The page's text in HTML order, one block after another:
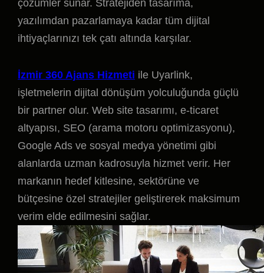
çözümler sunar. Stratejiden tasarıma,
yazılımdan pazarlamaya kadar tüm dijital
ihtiyaçlarınızı tek çatı altında karşılar.
İzmir 360 Ajans Hizmeti ile Uyarlink,
işletmelerin dijital dönüşüm yolculuğunda güçlü
bir partner olur. Web site tasarımı, e-ticaret
altyapısı, SEO (arama motoru optimizasyonu),
Google Ads ve sosyal medya yönetimi gibi
alanlarda uzman kadrosuyla hizmet verir. Her
markanın hedef kitlesine, sektörüne ve
bütçesine özel stratejiler geliştirerek maksimum
verim elde edilmesini sağlar.